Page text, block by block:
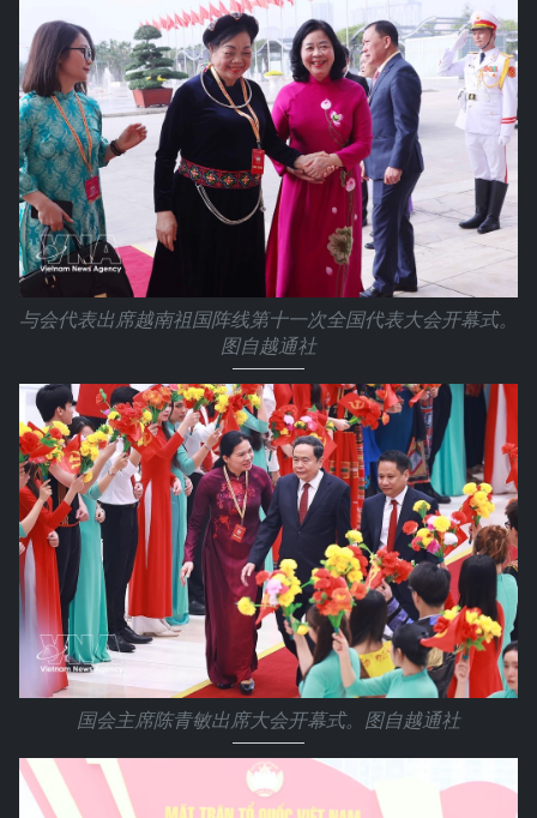
与会代表出席越南祖国阵线第十一次全国代表大会开幕式。
图自越通社
国会主席陈青敏出席大会开幕式。图自越通社